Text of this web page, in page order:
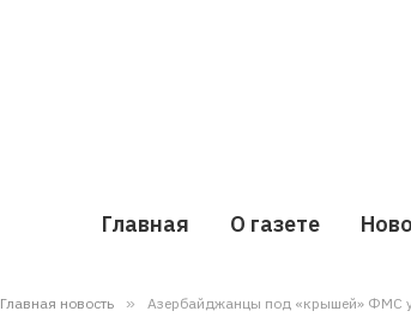
Главная О газете
Главная новость » Азербайджанцы под «крышей» ФМС